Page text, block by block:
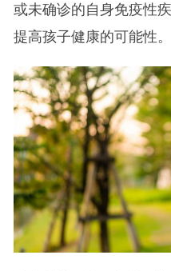
或未确诊的自身免疫性
提高孩子健康的可能性。